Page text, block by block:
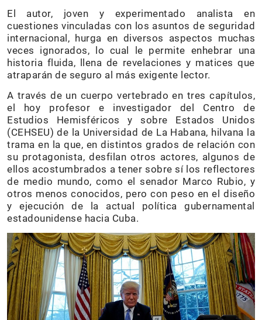
El autor, joven y experimentado analista en
cuestiones vinculadas con los asuntos de seguridad
internacional, hurga en diversos aspectos muchas
veces ignorados, lo cual le permite enhebrar una
historia fluida, llena de revelaciones y matices que
atraparán de seguro al más exigente lector.
A través de un cuerpo vertebrado en tres capítulos,
el hoy profesor e investigador del Centro de
Estudios Hemisféricos y sobre Estados Unidos
(CEHSEU) de la Universidad de La Habana, hilvana la
trama en la que, en distintos grados de relación con
su protagonista, desfilan otros actores, algunos de
ellos acostumbrados a tener sobre sí los reflectores
de medio mundo, como el senador Marco Rubio, y
otros menos conocidos, pero con peso en el diseño
y ejecución de la actual política gubernamental
estadounidense hacia Cuba.